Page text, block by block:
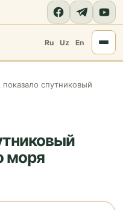
Ru Uz En
показало спутниковый
моря